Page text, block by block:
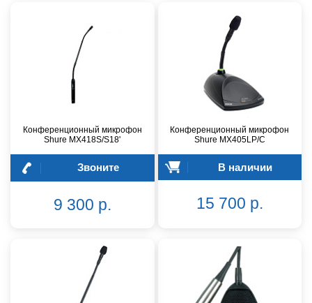
Конференционный микрофон
Shure MX418S/S18'
Звоните
9 300 р.
Конференционный микрофон
Shure MX405LP/C
В наличии
15 700 р.